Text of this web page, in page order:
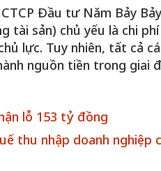
Đầu tư Năm Bảy
tài sản) chủ yếu là chi
lực. Tuy nhiên, tất cả
nguồn tiền trong giai
lỗ 153 tỷ đồng
thu nhập doanh nghiệp